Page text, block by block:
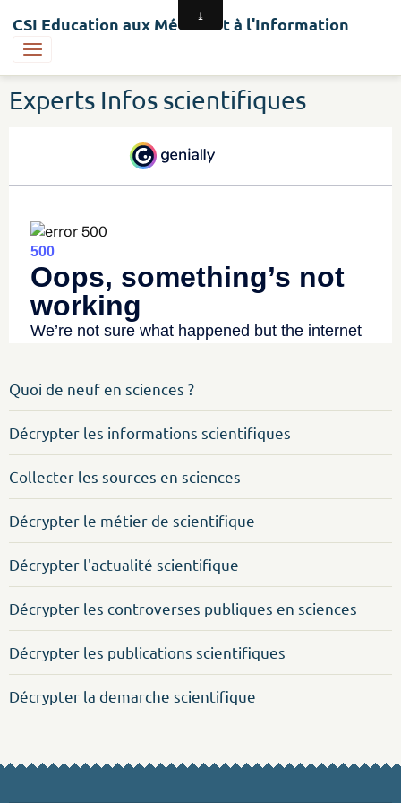
CSI Education aux Médias et à l'Information
Experts Infos scientifiques
Quoi de neuf en sciences ?
Décrypter les informations scientifiques
Collecter les sources en sciences
Décrypter le métier de scientifique
Décrypter l'actualité scientifique
Décrypter les controverses publiques en sciences
Décrypter les publications scientifiques
Décrypter la demarche scientifique